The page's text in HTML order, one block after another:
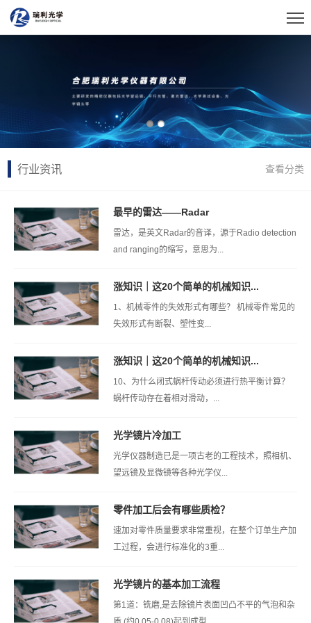
行业资讯 查看分类
最早的雷达——Radar
雷达，是英文Radar的音译，源于Radio detection
and ranging的缩写，意思为...
涨知识｜这20个简单的机械知识...
1、机械零件的失效形式有哪些？ 机械零件常见的
失效形式有断裂、塑性变...
涨知识｜这20个简单的机械知识...
10、为什么闭式蜗杆传动必须进行热平衡计算？
蜗杆传动存在着相对滑动，...
光学镜片冷加工
光学仪器制造已是一项古老的工程技术，照相机、
望远镜及显微镜等各种光学仪...
零件加工后会有哪些质检？
速加对零件质量要求非常重视，在整个订单生产加
工过程，会进行标准化的3重...
光学镜片的基本加工流程
第1道：铣磨,是去除镜片表面凹凸不平的气泡和杂